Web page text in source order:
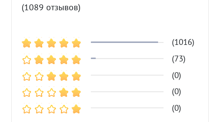
(1089 отзывов)
(1016)
(73)
(0)
(0)
(0)